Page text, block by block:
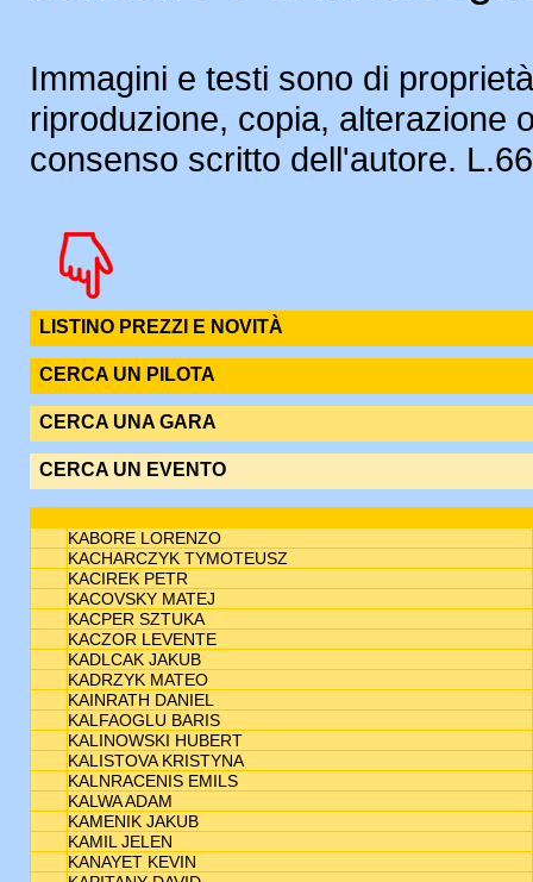
Immagini e testi sono di
riproduzione, copia, alterazione
consenso scritto dell'autore.
LISTINO PREZZI E NOVITÀ
CERCA UN PILOTA
CERCA UNA GARA
CERCA UN EVENTO
KABORE LORENZO
KACHARCZYK TYMOTEUSZ
KACIREK PETR
KACOVSKY MATEJ
KACPER SZTUKA
KACZOR LEVENTE
KADLCAK JAKUB
KADRZYK MATEO
KAINRATH DANIEL
KALFAOGLU BARIS
KALINOWSKI HUBERT
KALISTOVA KRISTYNA
KALNRACENIS EMILS
KALWA ADAM
KAMENIK JAKUB
KAMIL JELEN
KANAYET KEVIN